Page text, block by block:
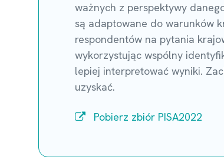
ważnych z perspektywy
są adaptowane do warunków
respondentów na pytania
wykorzystując wspólny
lepiej interpretować wyniki.
uzyskać.
Pobierz zbiór PISA2022